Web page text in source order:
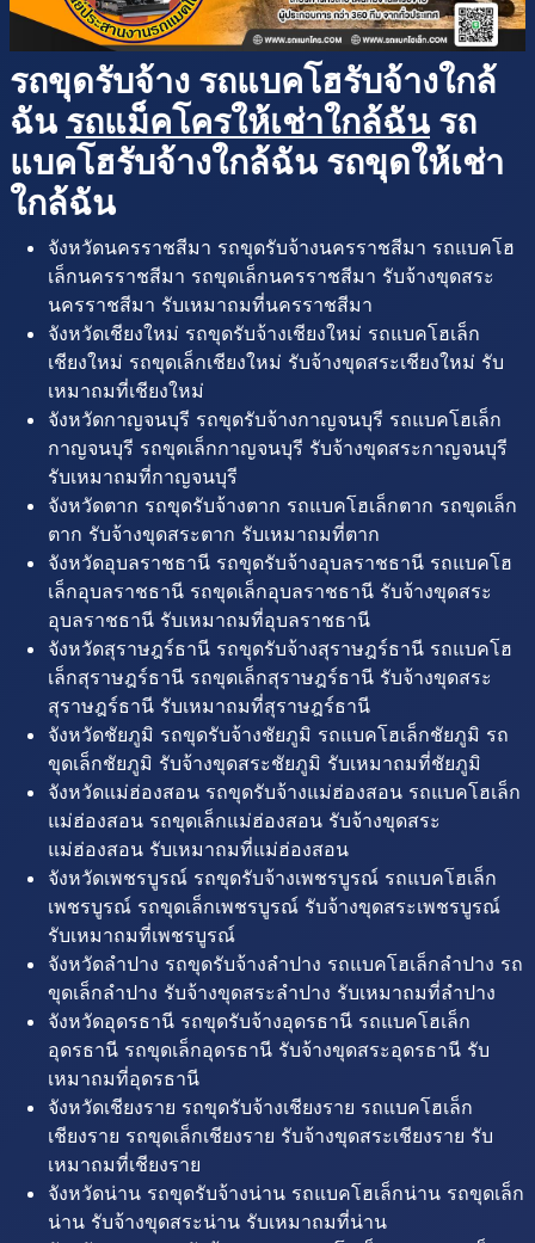
รถขุดรับจ้าง รถแบคโฮรับจ้างใกล้
ฉัน รถแม็คโครให้เช่าใกล้ฉัน รถ
แบคโฮรับจ้างใกล้ฉัน รถขุดให้เช่า
ใกล้ฉัน
จังหวัดนครราชสีมา รถขุดรับจ้างนครราชสีมา รถแบคโฮ
เล็กนครราชสีมา รถขุดเล็กนครราชสีมา รับจ้างขุดสระ
นครราชสีมา รับเหมาถมที่นครราชสีมา
จังหวัดเชียงใหม่ รถขุดรับจ้างเชียงใหม่ รถแบคโฮเล็ก
เชียงใหม่ รถขุดเล็กเชียงใหม่ รับจ้างขุดสระเชียงใหม่ รับ
เหมาถมที่เชียงใหม่
จังหวัดกาญจนบุรี รถขุดรับจ้างกาญจนบุรี รถแบคโฮเล็ก
กาญจนบุรี รถขุดเล็กกาญจนบุรี รับจ้างขุดสระกาญจนบุรี
รับเหมาถมที่กาญจนบุรี
จังหวัดตาก รถขุดรับจ้างตาก รถแบคโฮเล็กตาก รถขุดเล็ก
ตาก รับจ้างขุดสระตาก รับเหมาถมที่ตาก
จังหวัดอุบลราชธานี รถขุดรับจ้างอุบลราชธานี รถแบคโฮ
เล็กอุบลราชธานี รถขุดเล็กอุบลราชธานี รับจ้างขุดสระ
อุบลราชธานี รับเหมาถมที่อุบลราชธานี
จังหวัดสุราษฎร์ธานี รถขุดรับจ้างสุราษฎร์ธานี รถแบคโฮ
เล็กสุราษฎร์ธานี รถขุดเล็กสุราษฎร์ธานี รับจ้างขุดสระ
สุราษฎร์ธานี รับเหมาถมที่สุราษฎร์ธานี
จังหวัดชัยภูมิ รถขุดรับจ้างชัยภูมิ รถแบคโฮเล็กชัยภูมิ รถ
ขุดเล็กชัยภูมิ รับจ้างขุดสระชัยภูมิ รับเหมาถมที่ชัยภูมิ
จังหวัดแม่ฮ่องสอน รถขุดรับจ้างแม่ฮ่องสอน รถแบคโฮเล็ก
แม่ฮ่องสอน รถขุดเล็กแม่ฮ่องสอน รับจ้างขุดสระ
แม่ฮ่องสอน รับเหมาถมที่แม่ฮ่องสอน
จังหวัดเพชรบูรณ์ รถขุดรับจ้างเพชรบูรณ์ รถแบคโฮเล็ก
เพชรบูรณ์ รถขุดเล็กเพชรบูรณ์ รับจ้างขุดสระเพชรบูรณ์
รับเหมาถมที่เพชรบูรณ์
จังหวัดลำปาง รถขุดรับจ้างลำปาง รถแบคโฮเล็กลำปาง รถ
ขุดเล็กลำปาง รับจ้างขุดสระลำปาง รับเหมาถมที่ลำปาง
จังหวัดอุดรธานี รถขุดรับจ้างอุดรธานี รถแบคโฮเล็ก
อุดรธานี รถขุดเล็กอุดรธานี รับจ้างขุดสระอุดรธานี รับ
เหมาถมที่อุดรธานี
จังหวัดเชียงราย รถขุดรับจ้างเชียงราย รถแบคโฮเล็ก
เชียงราย รถขุดเล็กเชียงราย รับจ้างขุดสระเชียงราย รับ
เหมาถมที่เชียงราย
จังหวัดน่าน รถขุดรับจ้างน่าน รถแบคโฮเล็กน่าน รถขุดเล็ก
น่าน รับจ้างขุดสระน่าน รับเหมาถมที่น่าน